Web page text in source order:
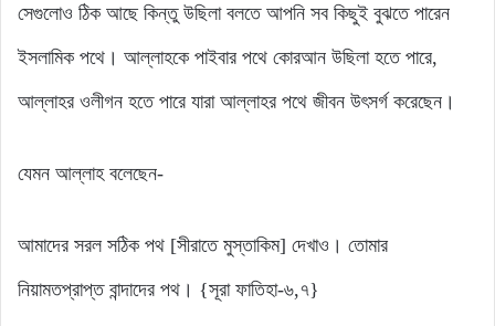
সেগুলোও ঠিক আছে কিন্তু উছিলা বলতে আপনি সব কিছুই বুঝতে পারেন
ইসলামিক পথে। আল্লাহকে পাইবার পথে কোরআন উছিলা হতে পারে,
আল্লাহর ওলীগন হতে পারে যারা আল্লাহর পথে জীবন উৎসর্গ করেছেন।
যেমন আল্লাহ বলেছেন-
আমাদের সরল সঠিক পথ [সীরাতে মুস্তাকিম] দেখাও। তোমার
নিয়ামতপ্রাপ্ত বান্দাদের পথ। {সূরা ফাতিহা-৬,৭}